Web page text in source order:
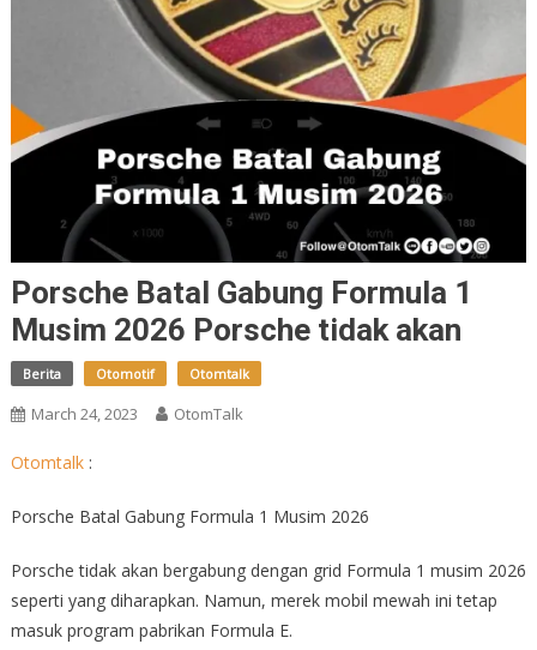
Porsche Batal Gabung Formula 1
Musim 2026 Porsche tidak akan
Berita Otomotif Otomtalk
March 24, 2023 OtomTalk
Otomtalk:
Porsche Batal Gabung Formula 1 Musim 2026
Porsche tidak akan bergabung dengan grid Formula 1 musim 2026
seperti yang diharapkan. Namun, merek mobil mewah ini tetap
masuk program pabrikan Formula E.